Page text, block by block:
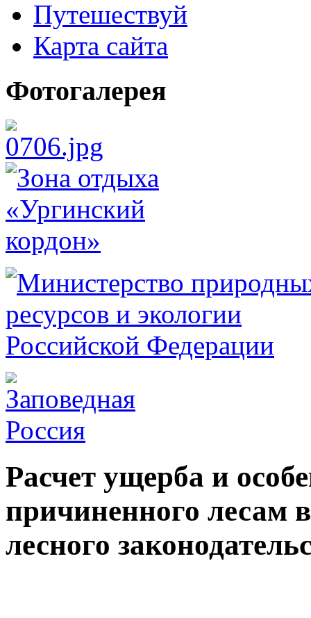
Путешествуй
Карта сайта
Фотогалерея
Расчет ущерба и
причиненного лесам
лесного